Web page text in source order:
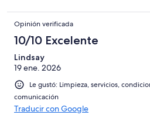
Opinión verificada
10/10 Excelente
Lindsay
19 ene. 2026
Le gustó: Limpieza, servicios,
comunicación
Traducir con Google